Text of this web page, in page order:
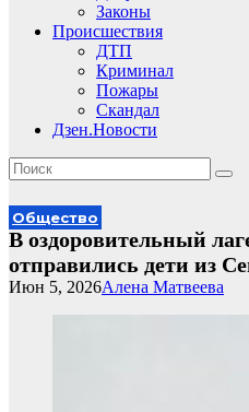
Законы
Происшествия
ДТП
Криминал
Пожары
Скандал
Дзен.Новости
Общество
В оздоровительный
отправились дети из
Алена Матвеева
Июн 5, 2026